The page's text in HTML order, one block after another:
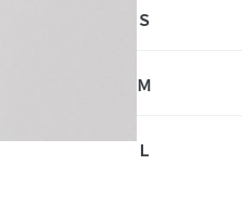
Ｓ
Ｍ
Ｌ